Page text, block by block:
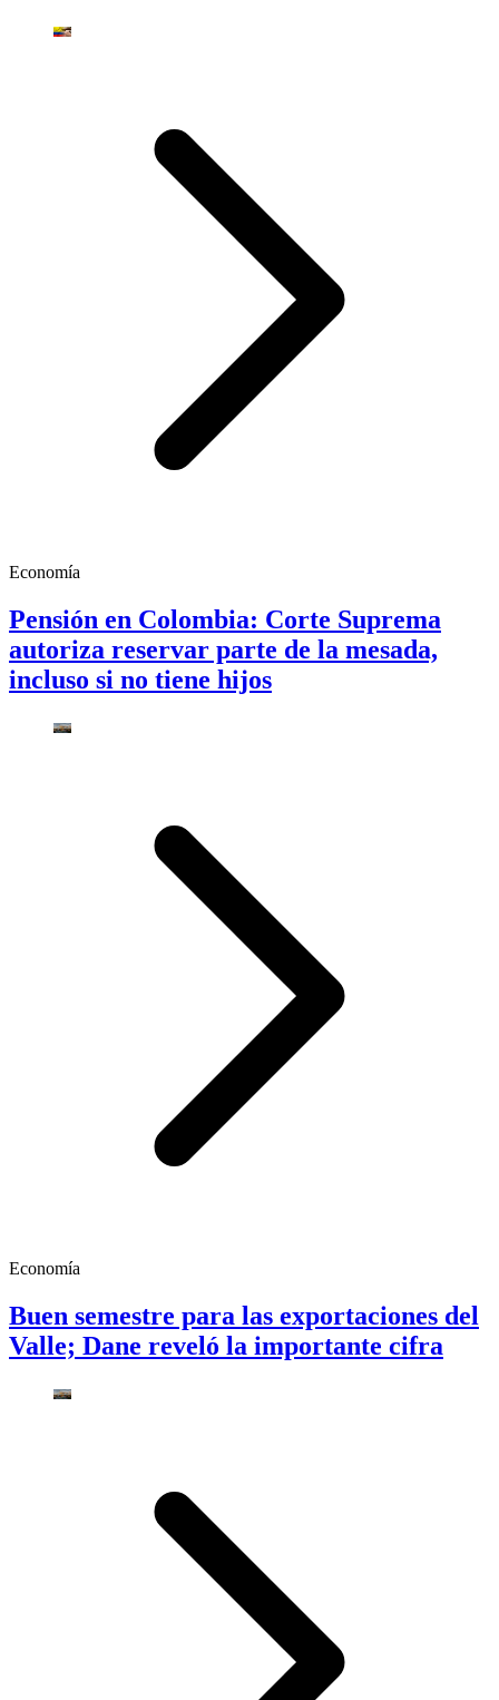
Economía
Pensión en Colombia: Corte Suprema
autoriza reservar parte de la mesada,
incluso si no tiene hijos
Economía
Buen semestre para las exportaciones del
Valle; Dane reveló la importante cifra